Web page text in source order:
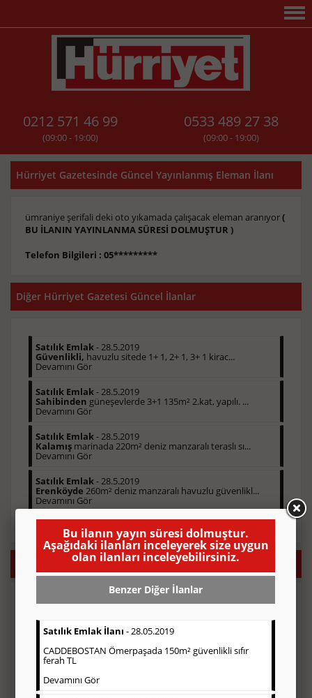
0212 571 46 99
(09:00 - 19:00)
0533 489 27 38
(09:00 - 19:00)
Hürriyet Gazetesinde Güncel Yayınlanmış Eleman İlanı
ümraniye şerifali deki oto yıkamada çalışacak eleman aranıyor(
BU İLANIN YAYINLANMA SÜRESİ DOLMUŞTUR )
Telefon Bilgileri : 05*********
Diğer Hürriyet Gazetesi Güncel İlanlar
Satılık Emlak- 28.5.2019
Güvenlikli, havuzlu sitede 1+ 1, 2+ 1, 3+ 1 kirac...
Devamını Gör
Satılık Emlak- 28.5.2019
Sahibinden güneşevlerde 3+1 135m² 2.kat, yapılı. ...
Devamını Gör
Satılık Emlak- 28.5.2019
Kalamış marinada 220m² deniz manzaralı teraslı sı...
Devamını Gör
Satılık Emlak- 28.5.2019
Erenköyde 260m² deniz manzaralı havuzlu güvenlikl...
Devamını Gör
Eleman İlanı Vermek İstiyorsanız Sizi Arayalım!
Telefon numaranızı gönderin, sizi hemen arayalım.
Bu ilanın yayın süresi dolmuştur.
Aşağıdaki ilanları inceleyerek size uygun
olan ilanları inceleyebilirsiniz.
Benzer Diğer İlanlar
Satılık Emlak İlanı - 28.05.2019
CADDEBOSTAN Ömerpaşada 150m² güvenlikli sıfır
ferah TL
Devamını Gör